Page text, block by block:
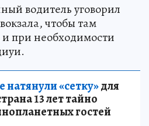
водитель уговорил
чтобы там
при необходимости
«сетку»для
13 лет тайно
гостей